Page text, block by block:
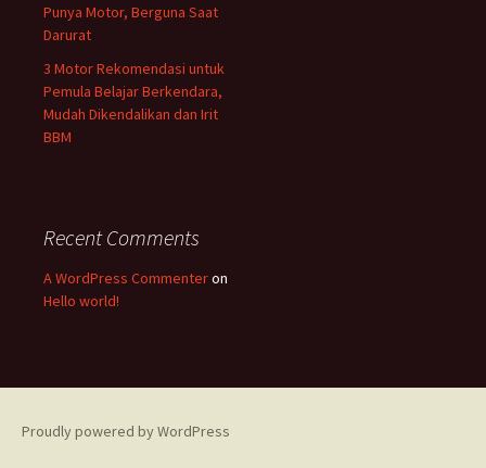
Punya Motor, Berguna Saat
Darurat
3 Motor Rekomendasi untuk
Pemula Belajar Berkendara,
Mudah Dikendalikan dan Irit
BBM
Recent Comments
A WordPress Commenteron
Hello world!
Proudly powered by WordPress